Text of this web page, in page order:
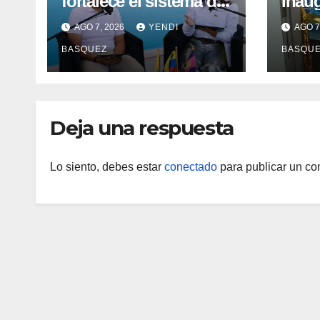
salud en Aragua con la
reinauguración del CDI
La Mora
AGO 7, 2026 YENDI
BASQUEZ
II AGO
Deja una respuesta
Lo siento, debes estar conectado para publicar un